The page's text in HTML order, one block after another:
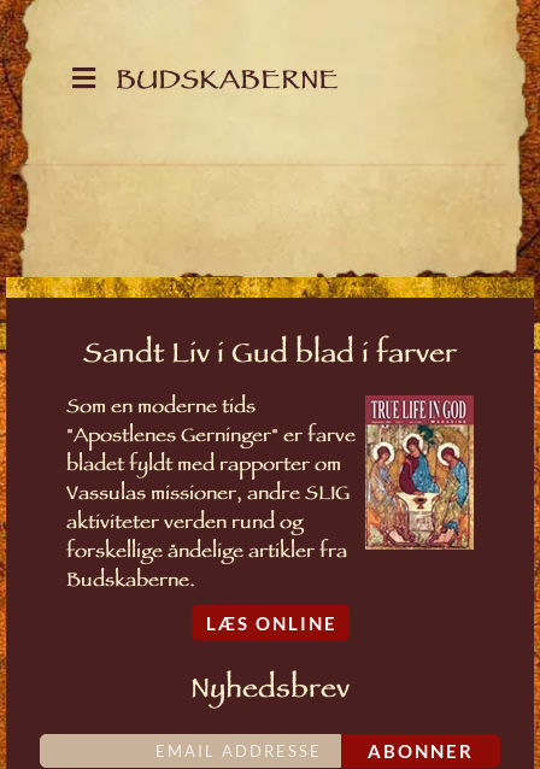
BUDSKABERNE
Sandt Liv i Gud blad i farver
Som en moderne tids
"Apostlenes Gerninger" er farve
bladet fyldt med rapporter om
Vassulas missioner, andre SLIG
aktiviteter verden rund og
forskellige åndelige artikler fra
Budskaberne.
LÆS ONLINE
Nyhedsbrev
ABONNER